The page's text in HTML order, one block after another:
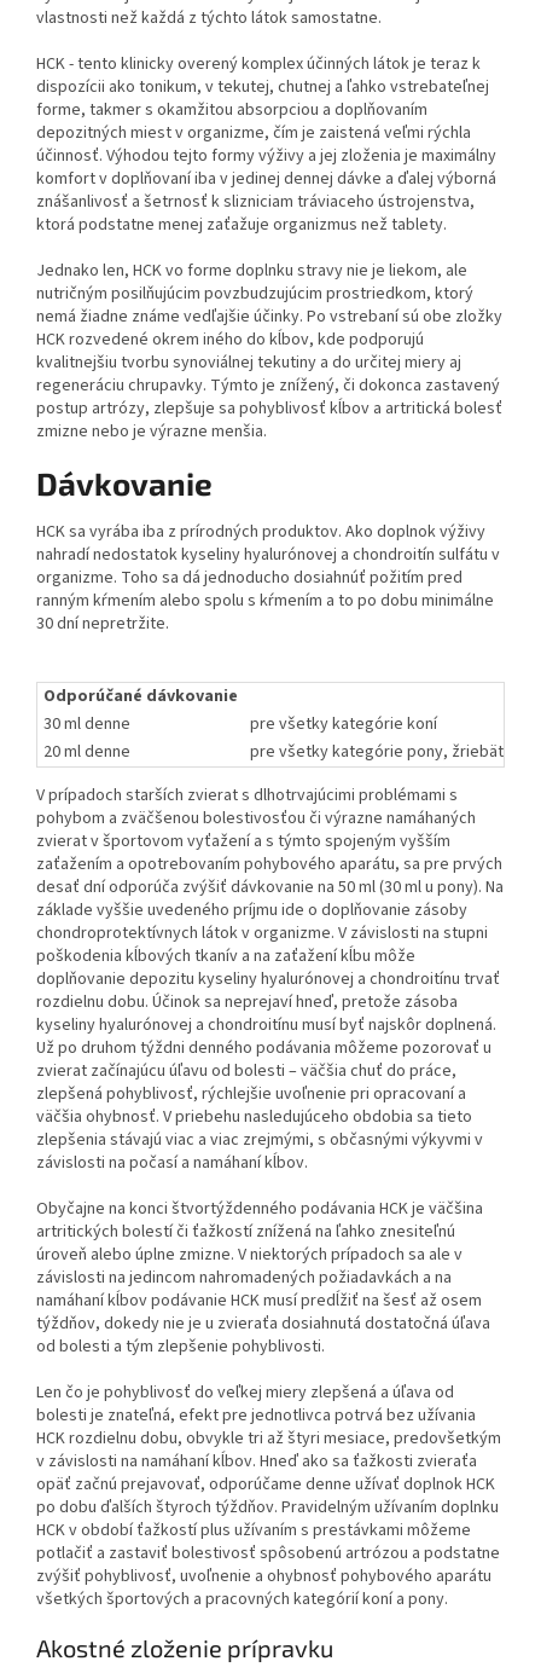
vlastnosti než každá z týchto látok samostatne.
HCK - tento klinicky overený komplex účinných látok je teraz k
dispozícii ako tonikum, v tekutej, chutnej a ľahko vstrebateľnej
forme, takmer s okamžitou absorpciou a doplňovaním
depozitných miest v organizme, čím je zaistená veľmi rýchla
účinnosť. Výhodou tejto formy výživy a jej zloženia je maximálny
komfort v doplňovaní iba v jedinej dennej dávke a ďalej výborná
znášanlivosť a šetrnosť k slizniciam tráviaceho ústrojenstva,
ktorá podstatne menej zaťažuje organizmus než tablety.
Jednako len, HCK vo forme doplnku stravy nie je liekom, ale
nutričným posilňujúcim povzbudzujúcim prostriedkom, ktorý
nemá žiadne známe vedľajšie účinky. Po vstrebaní sú obe zložky
HCK rozvedené okrem iného do kĺbov, kde podporujú
kvalitnejšiu tvorbu synoviálnej tekutiny a do určitej miery aj
regeneráciu chrupavky. Týmto je znížený, či dokonca zastavený
postup artrózy, zlepšuje sa pohyblivosť kĺbov a artritická bolesť
zmizne nebo je výrazne menšia.
Dávkovanie
HCK sa vyrába iba z prírodných produktov. Ako doplnok výživy
nahradí nedostatok kyseliny hyalurónovej a chondroitín sulfátu v
organizme. Toho sa dá jednoducho dosiahnúť požitím pred
ranným kŕmením alebo spolu s kŕmením a to po dobu minimálne
30 dní nepretržite.
Odporúčané dávkovanie
30 ml denne
pre všetky kategórie koní
20 ml denne
pre všetky kategórie pony, žriebät a
V prípadoch starších zvierat s dlhotrvajúcimi problémami s
pohybom a zväčšenou bolestivosťou či výrazne namáhaných
zvierat v športovom vyťažení a s týmto spojeným vyšším
zaťažením a opotrebovaním pohybového aparátu, sa pre prvých
desať dní odporúča zvýšiť dávkovanie na 50 ml (30 ml u pony). Na
základe vyššie uvedeného príjmu ide o doplňovanie zásoby
chondroprotektívnych látok v organizme. V závislosti na stupni
poškodenia kĺbových tkanív a na zaťažení kĺbu môže
doplňovanie depozitu kyseliny hyalurónovej a chondroitínu trvať
rozdielnu dobu. Účinok sa neprejaví hneď, pretože zásoba
kyseliny hyalurónovej a chondroitínu musí byť najskôr doplnená.
Už po druhom týždni denného podávania môžeme pozorovať u
zvierat začínajúcu úľavu od bolesti – väčšia chuť do práce,
zlepšená pohyblivosť, rýchlejšie uvoľnenie pri opracovaní a
väčšia ohybnosť. V priebehu nasledujúceho obdobia sa tieto
zlepšenia stávajú viac a viac zrejmými, s občasnými výkyvmi v
závislosti na počasí a namáhaní kĺbov.
Obyčajne na konci štvortýždenného podávania HCK je väčšina
artritických bolestí či ťažkostí znížená na ľahko znesiteľnú
úroveň alebo úplne zmizne. V niektorých prípadoch sa ale v
závislosti na jedincom nahromadených požiadavkách a na
namáhaní kĺbov podávanie HCK musí predĺžiť na šesť až osem
týždňov, dokedy nie je u zvieraťa dosiahnutá dostatočná úľava
od bolesti a tým zlepšenie pohyblivosti.
Len čo je pohyblivosť do veľkej miery zlepšená a úľava od
bolesti je znateľná, efekt pre jednotlivca potrvá bez užívania
HCK rozdielnu dobu, obvykle tri až štyri mesiace, predovšetkým
v závislosti na namáhaní kĺbov. Hneď ako sa ťažkosti zvieraťa
opäť začnú prejavovať, odporúčame denne užívať doplnok HCK
po dobu ďalších štyroch týždňov. Pravidelným užívaním doplnku
HCK v období ťažkostí plus užívaním s prestávkami môžeme
potlačiť a zastaviť bolestivosť spôsobenú artrózou a podstatne
zvýšiť pohyblivosť, uvoľnenie a ohybnosť pohybového aparátu
všetkých športových a pracovných kategórií koní a pony.
Akostné zloženie prípravku